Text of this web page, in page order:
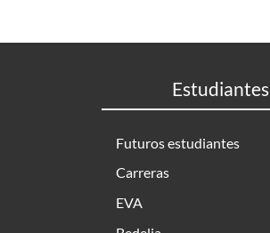
Estudiantes
Futuros estudiantes
Carreras
EVA